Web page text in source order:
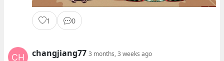
1 0
changjiang77 3 months, 3 weeks ago